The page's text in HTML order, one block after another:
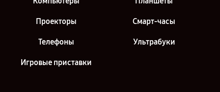
Проекторы Смарт-часы
Телефоны Ультрабуки
Игровые приставки